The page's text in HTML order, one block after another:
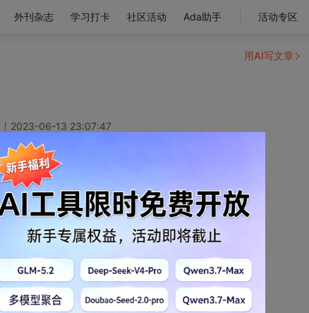
外刊杂志 学习打卡 社区活动 Ada助手 活动专区
2023-06-13 23:07:47
用AI写文章